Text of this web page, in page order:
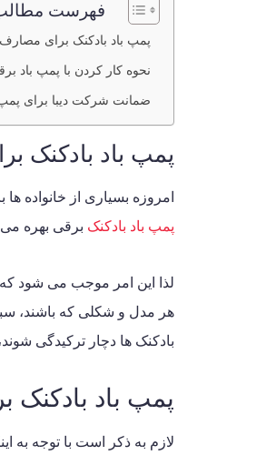
فهرست
پمپ باد بادکنک برای
نحوه کار کردن با پمپ باد
ضمانت شرکت دیبا برای
پمپ باد بادکنک
امروزه بسیاری از خانواده
پمپ باد بادکنک برقی بهره می
لذا این امر موجب می شود که
هر مدل و شکلی که باشند،
بادکنک ها دچار ترکیدگی
پمپ باد
لازم به ذکر است با توجه به